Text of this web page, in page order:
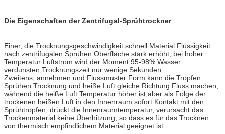
Die Eigenschaften der Zentrifugal-Sprühtrockner
Einer, die Trocknungsgeschwindigkeit schnell.Material Flüssigkeit
nach zentrifugalen Sprühen Oberfläche stark erhöht, bei hoher
Temperatur Luftstrom wird der Moment 95-98% Wasser
verdunsten,Trocknungszeit nur wenige Sekunden.
Zweitens, annehmen und Flussmuster Form kann die Tropfen
Sprühen Trocknung und heiße Luft gleiche Richtung Fluss machen,
während die heiße Luft Temperatur höher ist,aber als Folge der
trockenen heißen Luft in den Innenraum sofort Kontakt mit den
Sprühtropfen, drückt die Innenraumtemperatur, verursacht das
Trockenmaterial keine Überhitzung, so dass es für das Trocknen
von thermisch empfindlichem Material geeignet ist.